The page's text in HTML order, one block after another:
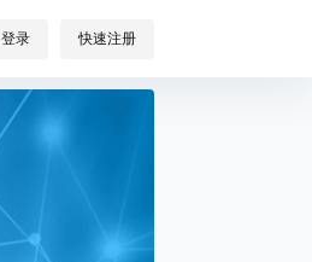
登录 快速注册